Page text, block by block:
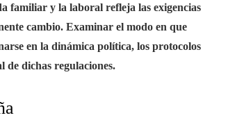
familiar y la laboral refleja las exigencias
cambio. Examinar el modo en que
en la dinámica política, los protocolos
de dichas regulaciones.